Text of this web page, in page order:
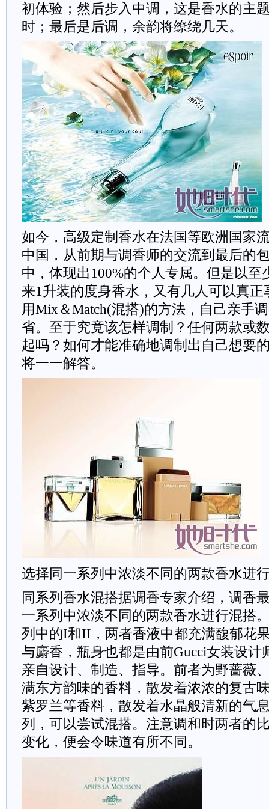
初体验；然后步入中调，这是香水的主
时；最后是后调，余韵将缭绕几天。
如今，高级定制香水在法国等欧洲国家
中国，从前期与调香师的交流到最后的
中，体现出100%的个人专属。但是以至
来1升装的度身香水，又有几人可以真
用Mix＆Match(混搭)的方法，自己亲手
省。至于究竟该怎样调制？任何两款或
起吗？如何才能准确地调制出自己想要
将一一解答。
选择同一系列中浓淡不同的两款香水进
同系列香水混搭据调香专家介绍，调香
一系列中浓淡不同的两款香水进行混搭
列中的I和II，两者香液中都充满馥郁花
与麝香，瓶身也都是由前Gucci女装设计
亲自设计、制造、指导。前者为野蔷薇
满东方韵味的香料，散发着浓浓的复古
紫罗兰等香料，散发着水晶般清新的气
列，可以尝试混搭。注意调和时两者的
变化，便会令味道有所不同。